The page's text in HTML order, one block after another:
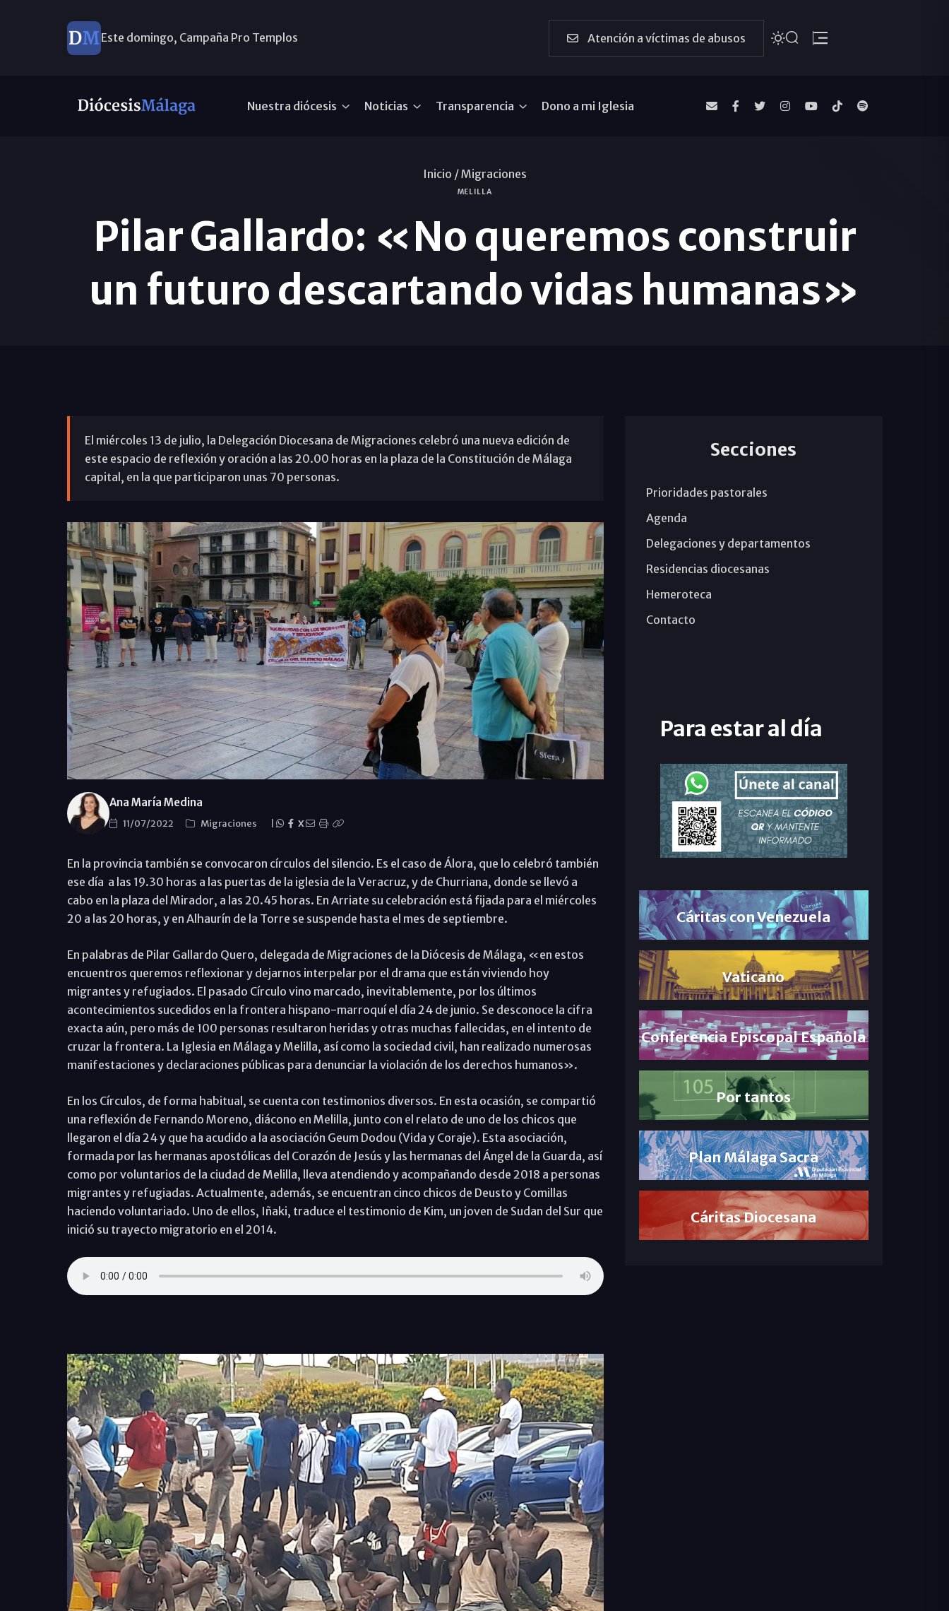
Este domingo, Campaña Pro Templos Atención a víctimas de abusos
Nuestra diócesis Noticias Transparencia Dono a mi Iglesia
Inicio /Migraciones
MELILLA
Pilar Gallardo: «No queremos construir
un futuro descartando vidas humanas»
El miércoles 13 de julio, la Delegación Diocesana de Migraciones celebró una nueva edición de
este espacio de reflexión y oración a las 20.00 horas en la plaza de la Constitución de Málaga
capital, en la que participaron unas 70 personas.
Ana María Medina
11/07/2022 Migraciones X
En la provincia también se convocaron círculos del silencio. Es el caso de Álora, que lo celebró también
ese día a las 19.30 horas a las puertas de la iglesia de la Veracruz, y de Churriana, donde se llevó a
cabo en la plaza del Mirador, a las 20.45 horas. En Arriate su celebración está fijada para el miércoles
20 a las 20 horas, y en Alhaurín de la Torre se suspende hasta el mes de septiembre.
En palabras de Pilar Gallardo Quero, delegada de Migraciones de la Diócesis de Málaga, «en estos
encuentros queremos reflexionar y dejarnos interpelar por el drama que están viviendo hoy
migrantes y refugiados. El pasado Círculo vino marcado, inevitablemente, por los últimos
acontecimientos sucedidos en la frontera hispano-marroquí el día 24 de junio. Se desconoce la cifra
exacta aún, pero más de 100 personas resultaron heridas y otras muchas fallecidas, en el intento de
cruzar la frontera. La Iglesia en Málaga y Melilla, así como la sociedad civil, han realizado numerosas
manifestaciones y declaraciones públicas para denunciar la violación de los derechos humanos».
En los Círculos, de forma habitual, se cuenta con testimonios diversos. En esta ocasión, se compartió
una reflexión de Fernando Moreno, diácono en Melilla, junto con el relato de uno de los chicos que
llegaron el día 24 y que ha acudido a la asociación Geum Dodou (Vida y Coraje). Esta asociación,
formada por las hermanas apostólicas del Corazón de Jesús y las hermanas del Ángel de la Guarda, así
como por voluntarios de la ciudad de Melilla, lleva atendiendo y acompañando desde 2018 a personas
migrantes y refugiadas. Actualmente, además, se encuentran cinco chicos de Deusto y Comillas
haciendo voluntariado. Uno de ellos, Iñaki, traduce el testimonio de Kim, un joven de Sudan del Sur que
inició su trayecto migratorio en el 2014.
Secciones
Prioridades pastorales
Agenda
Delegaciones y departamentos
Residencias diocesanas
Hemeroteca
Contacto
Para estar al día
Cáritas con Venezuela
Vaticano
Conferencia Episcopal Española
Por tantos
Plan Málaga Sacra
Cáritas Diocesana